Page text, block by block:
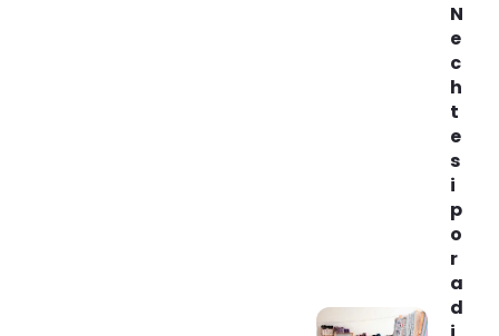
N
e
c
h
t
e
s
i
p
o
r
a
d